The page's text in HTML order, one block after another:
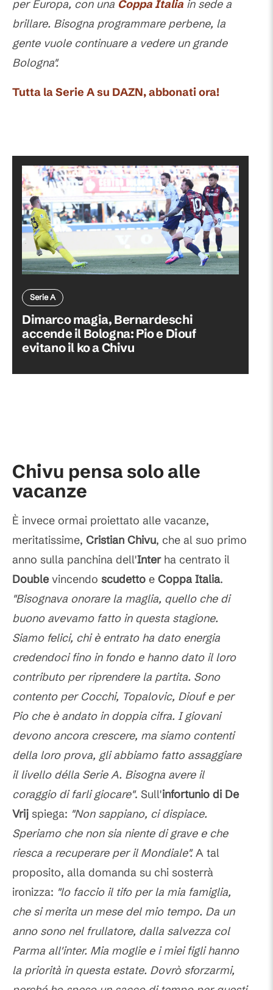
per Europa, con una Coppa Italia in sede a
brillare. Bisogna programmare perbene, la
gente vuole continuare a vedere un grande
Bologna".
Tutta la Serie A su DAZN, abbonati ora!
Serie A
Dimarco magia, Bernardeschi
accende il Bologna: Pio e Diouf
evitano il ko a Chivu
Chivu pensa solo alle
vacanze
È invece ormai proiettato alle vacanze,
meritatissime, Cristian Chivu, che al suo primo
anno sulla panchina dell'Interha centrato il
Doublevincendo scudetto e Coppa Italia.
"Bisognava onorare la maglia, quello che di
buono avevamo fatto in questa stagione.
Siamo felici, chi è entrato ha dato energia
credendoci fino in fondo e hanno dato il loro
contributo per riprendere la partita. Sono
contento per Cocchi, Topalovic, Diouf e per
Pio che è andato in doppia cifra. I giovani
devono ancora crescere, ma siamo contenti
della loro prova, gli abbiamo fatto assaggiare
il livello délla Serie A. Bisogna avere il
coraggio di farli giocare". Sull'infortunio di De
Vrij spiega: "Non sappiano, ci dispiace.
Speriamo che non sia niente di grave e che
riesca a recuperare per il Mondiale".A tal
proposito, alla domanda su chi sosterrà
ironizza: "lo faccio il tifo per la mia famiglia,
che si merita un mese del mio tempo. Da un
anno sono nel frullatore, dalla salvezza col
Parma all'inter. Mia moglie e i miei figli hanno
la priorità in questa estate. Dovrò sforzarmi,